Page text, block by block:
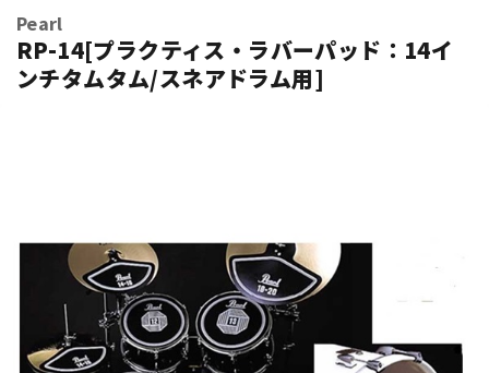
ドラム パーカッション
キーボード 電子ピアノ
Pearl
RP-14[プラクティス・ラバーパッド：14イ
ンチタムタム/スネアドラム用]